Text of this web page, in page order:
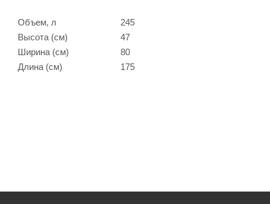
Объем, л
245
Высота (см)
47
Ширина (см)
80
Длина (см)
175